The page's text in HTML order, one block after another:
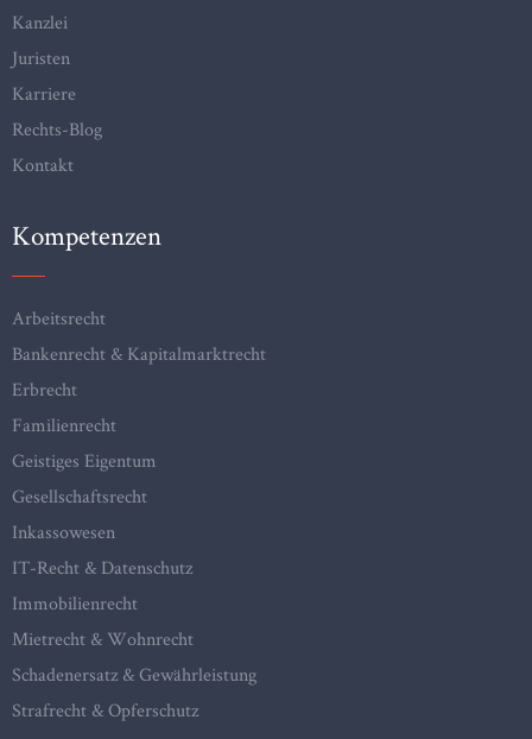
Kanzlei
Juristen
Karriere
Rechts-Blog
Kontakt
Kompetenzen
Arbeitsrecht
Bankenrecht & Kapitalmarktrecht
Erbrecht
Familienrecht
Geistiges Eigentum
Gesellschaftsrecht
Inkassowesen
IT-Recht & Datenschutz
Immobilienrecht
Mietrecht & Wohnrecht
Schadenersatz & Gewährleistung
Strafrecht & Opferschutz